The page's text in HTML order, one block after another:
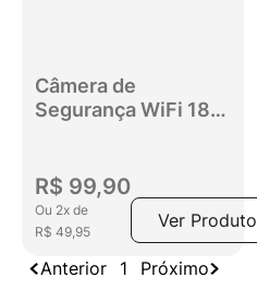
Câmera de
Segurança WiFi 180
R$ 99,90
Ou 2x de
R$ 49,95
Ver Produto
Anterior 1 Próximo